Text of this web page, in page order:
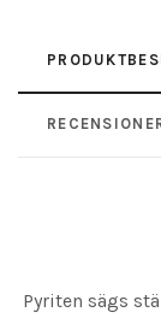
Pyriten sägs